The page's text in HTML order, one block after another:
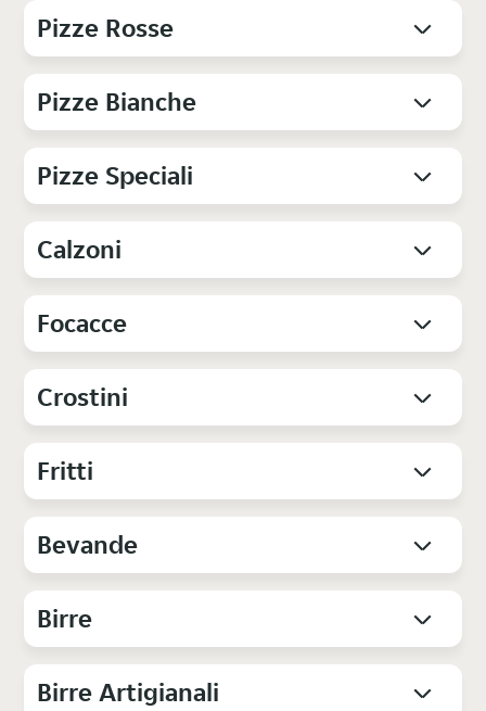
Pizze Rosse
Pizze Bianche
Pizze Speciali
Calzoni
Focacce
Crostini
Fritti
Bevande
Birre
Birre Artigianali